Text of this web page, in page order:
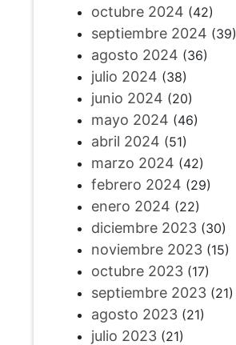
octubre 2024 (42)
septiembre 2024 (39)
agosto 2024 (36)
julio 2024 (38)
junio 2024 (20)
mayo 2024 (46)
abril 2024 (51)
marzo 2024 (42)
febrero 2024 (29)
enero 2024 (22)
diciembre 2023(30)
noviembre 2023(15)
octubre 2023(17)
septiembre 2023(21)
agosto 2023(21)
julio 2023(21)